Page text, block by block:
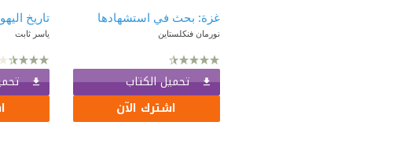
غزة: بحث في استشهادها
نورمان فنكلستاين
تحميل الكتاب
اشترك الآن
ياسر ثابت